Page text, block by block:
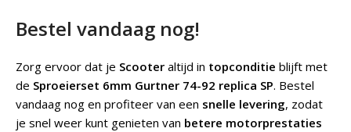
Bestel vandaag nog!
Zorg ervoor dat je Scooter altijd in topconditie blijft met
de Sproeierset 6mm Gurtner 74-92 replica SP. Bestel
vandaag nog en profiteer van een snelle levering, zodat
je snel weer kunt genieten van betere motorprestaties